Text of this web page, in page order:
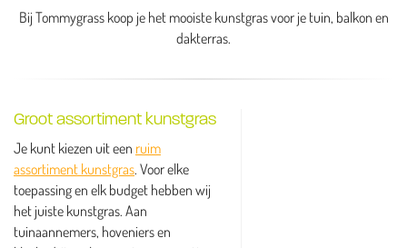
Bij Tommygrass koop je het mooiste kunstgras voor je tuin, balkon en
dakterras.
Groot assortiment kunstgras
Je kunt kiezen uit een ruim
assortiment kunstgras. Voor elke
toepassing en elk budget hebben wij
het juiste kunstgras. Aan
tuinaannemers, hoveniers en